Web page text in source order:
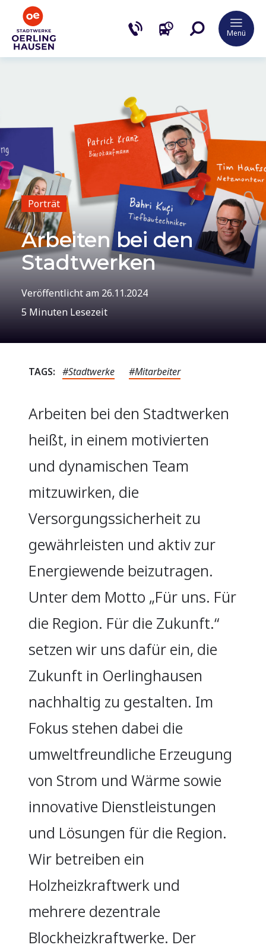
Menü
Porträt
Arbeiten bei den
Stadtwerken
Veröffentlicht am 26.11.2024
5 Minuten Lesezeit
TAGS: #Stadtwerke #Mitarbeiter
Arbeiten bei den Stadtwerken
heißt, in einem motivierten
und dynamischen Team
mitzuwirken, die
Versorgungssicherheit zu
gewährleisten und aktiv zur
Energiewende beizutragen.
Unter dem Motto „Für uns. Für
die Region. Für die Zukunft.“
setzen wir uns dafür ein, die
Zukunft in Oerlinghausen
nachhaltig zu gestalten. Im
Fokus stehen dabei die
umweltfreundliche Erzeugung
von Strom und Wärme sowie
innovative Dienstleistungen
und Lösungen für die Region.
Wir betreiben ein
Holzheizkraftwerk und
mehrere dezentrale
Blockheizkraftwerke. Der